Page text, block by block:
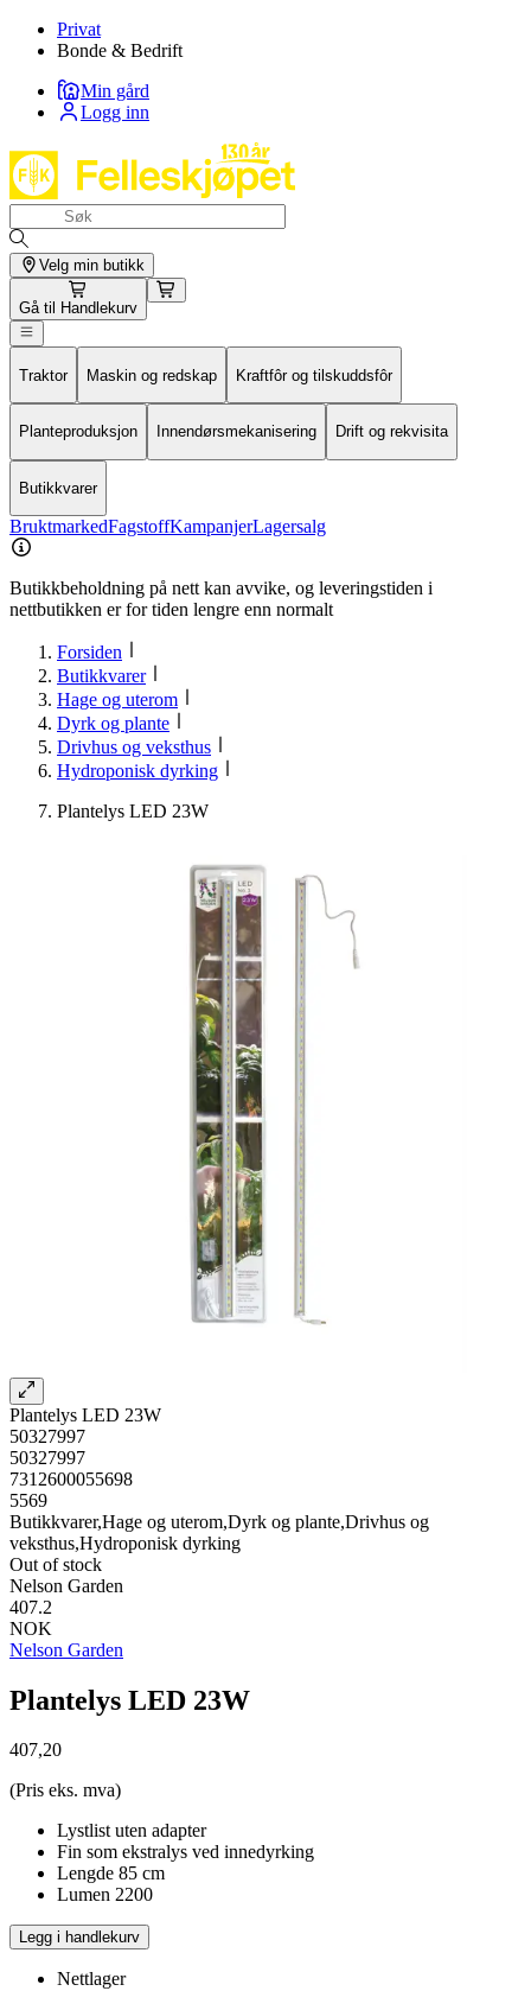
Privat
Bonde & Bedrift
Min gård
Logg inn
Velg min butikk
Gå til Handlekurv
Traktor Maskin og redskap Kraftfôr og tilskuddsfôr
Planteproduksjon Innendørsmekanisering Drift og rekvisita
Butikkvarer
BruktmarkedFagstoffKampanjerLagersalg
Butikkbeholdning på nett kan avvike, og leveringstiden i
nettbutikken er for tiden lengre enn normalt
Forsiden
Butikkvarer
Hage og uterom
Dyrk og plante
Drivhus og veksthus
Hydroponisk dyrking
Plantelys LED 23W
Plantelys LED 23W
50327997
50327997
7312600055698
5569
Butikkvarer,Hage og uterom,Dyrk og plante,Drivhus og
veksthus,Hydroponisk dyrking
Out of stock
Nelson Garden
407.2
NOK
Nelson Garden
Plantelys LED 23W
407,20
(Pris eks. mva)
Lystlist uten adapter
Fin som ekstralys ved innedyrking
Lengde 85 cm
Lumen 2200
Legg i handlekurv
Nettlager